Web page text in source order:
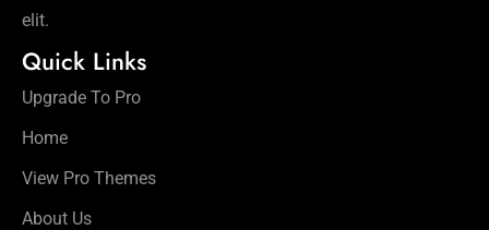
elit.
Quick Links
Upgrade To Pro
Home
View Pro Themes
About Us